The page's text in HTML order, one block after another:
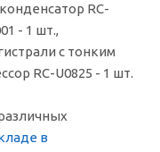
RC-
- 1 шт.,
с тонким
RC-U0825 - 1 шт.
в